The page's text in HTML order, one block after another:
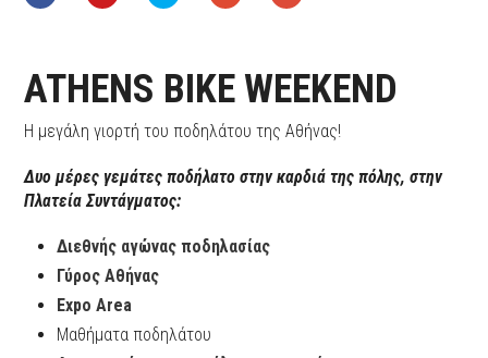
ATHENS BIKE WEEKEND
H μεγάλη γιορτή του ποδηλάτου της Αθήνας!
Δυο μέρες γεμάτες ποδήλατο στην καρδιά της πόλης, στην
Πλατεία Συντάγματος:
Διεθνής αγώνας ποδηλασίας
Γύρος Αθήνας
Expo Area
Μαθήματα ποδηλάτου